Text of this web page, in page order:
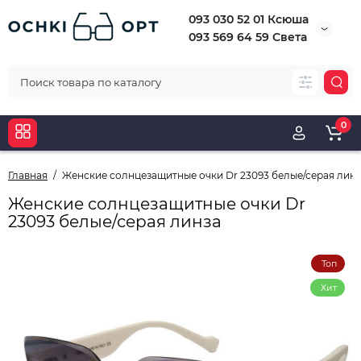
093 030 52 01 Ксюша
093 569 64 59 Света
0
Главная Женские солнцезащитные очки Dr 23093 белые/серая
Женские солнцезащитные очки Dr
23093 белые/серая линза
Топ
Хит